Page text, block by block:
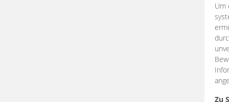
Um
Zu